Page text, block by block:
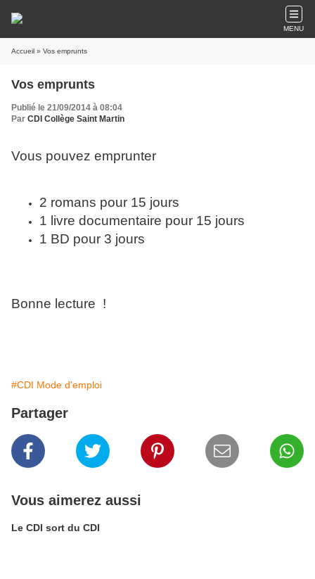
MENU
Accueil » Vos emprunts
Vos emprunts
Publié le 21/09/2014 à 08:04
Par CDI Collège Saint Martin
Vous pouvez emprunter
2 romans pour 15 jours
1 livre documentaire pour 15 jours
1 BD pour 3 jours
Bonne lecture !
#CDI Mode d'emploi
Partager
Vous aimerez aussi
Le CDI sort du CDI